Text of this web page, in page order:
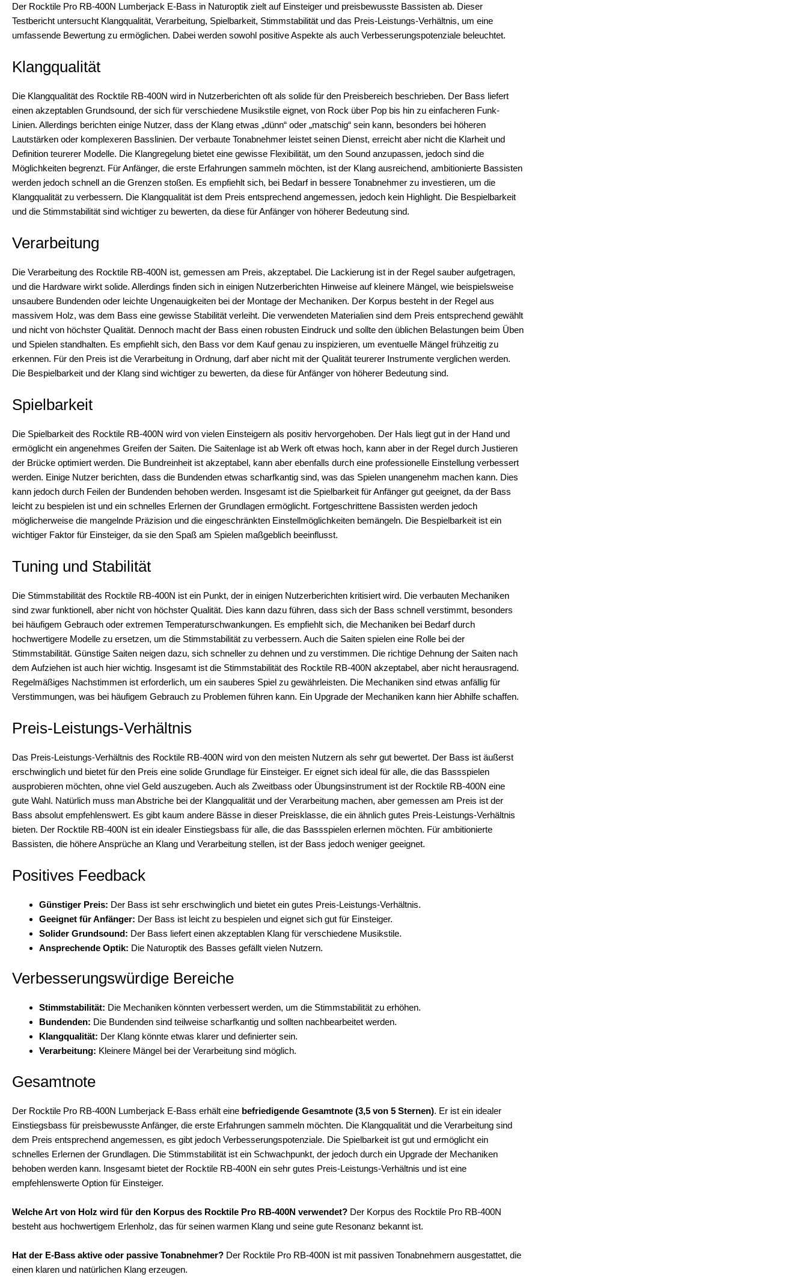
Der Rocktile Pro RB-400N Lumberjack E-Bass in Naturoptik zielt auf Einsteiger und preisbewusste Bassisten ab. Dieser
Testbericht untersucht Klangqualität, Verarbeitung, Spielbarkeit, Stimmstabilität und das Preis-Leistungs-Verhältnis, um eine
umfassende Bewertung zu ermöglichen. Dabei werden sowohl positive Aspekte als auch Verbesserungspotenziale beleuchtet.
Klangqualität
Die Klangqualität des Rocktile RB-400N wird in Nutzerberichten oft als solide für den Preisbereich beschrieben. Der Bass liefert
einen akzeptablen Grundsound, der sich für verschiedene Musikstile eignet, von Rock über Pop bis hin zu einfacheren Funk-
Linien. Allerdings berichten einige Nutzer, dass der Klang etwas „dünn“ oder „matschig“ sein kann, besonders bei höheren
Lautstärken oder komplexeren Basslinien. Der verbaute Tonabnehmer leistet seinen Dienst, erreicht aber nicht die Klarheit und
Definition teurerer Modelle. Die Klangregelung bietet eine gewisse Flexibilität, um den Sound anzupassen, jedoch sind die
Möglichkeiten begrenzt. Für Anfänger, die erste Erfahrungen sammeln möchten, ist der Klang ausreichend, ambitionierte Bassisten
werden jedoch schnell an die Grenzen stoßen. Es empfiehlt sich, bei Bedarf in bessere Tonabnehmer zu investieren, um die
Klangqualität zu verbessern. Die Klangqualität ist dem Preis entsprechend angemessen, jedoch kein Highlight. Die Bespielbarkeit
und die Stimmstabilität sind wichtiger zu bewerten, da diese für Anfänger von höherer Bedeutung sind.
Verarbeitung
Die Verarbeitung des Rocktile RB-400N ist, gemessen am Preis, akzeptabel. Die Lackierung ist in der Regel sauber aufgetragen,
und die Hardware wirkt solide. Allerdings finden sich in einigen Nutzerberichten Hinweise auf kleinere Mängel, wie beispielsweise
unsaubere Bundenden oder leichte Ungenauigkeiten bei der Montage der Mechaniken. Der Korpus besteht in der Regel aus
massivem Holz, was dem Bass eine gewisse Stabilität verleiht. Die verwendeten Materialien sind dem Preis entsprechend gewählt
und nicht von höchster Qualität. Dennoch macht der Bass einen robusten Eindruck und sollte den üblichen Belastungen beim Üben
und Spielen standhalten. Es empfiehlt sich, den Bass vor dem Kauf genau zu inspizieren, um eventuelle Mängel frühzeitig zu
erkennen. Für den Preis ist die Verarbeitung in Ordnung, darf aber nicht mit der Qualität teurerer Instrumente verglichen werden.
Die Bespielbarkeit und der Klang sind wichtiger zu bewerten, da diese für Anfänger von höherer Bedeutung sind.
Spielbarkeit
Die Spielbarkeit des Rocktile RB-400N wird von vielen Einsteigern als positiv hervorgehoben. Der Hals liegt gut in der Hand und
ermöglicht ein angenehmes Greifen der Saiten. Die Saitenlage ist ab Werk oft etwas hoch, kann aber in der Regel durch Justieren
der Brücke optimiert werden. Die Bundreinheit ist akzeptabel, kann aber ebenfalls durch eine professionelle Einstellung verbessert
werden. Einige Nutzer berichten, dass die Bundenden etwas scharfkantig sind, was das Spielen unangenehm machen kann. Dies
kann jedoch durch Feilen der Bundenden behoben werden. Insgesamt ist die Spielbarkeit für Anfänger gut geeignet, da der Bass
leicht zu bespielen ist und ein schnelles Erlernen der Grundlagen ermöglicht. Fortgeschrittene Bassisten werden jedoch
möglicherweise die mangelnde Präzision und die eingeschränkten Einstellmöglichkeiten bemängeln. Die Bespielbarkeit ist ein
wichtiger Faktor für Einsteiger, da sie den Spaß am Spielen maßgeblich beeinflusst.
Tuning und Stabilität
Die Stimmstabilität des Rocktile RB-400N ist ein Punkt, der in einigen Nutzerberichten kritisiert wird. Die verbauten Mechaniken
sind zwar funktionell, aber nicht von höchster Qualität. Dies kann dazu führen, dass sich der Bass schnell verstimmt, besonders
bei häufigem Gebrauch oder extremen Temperaturschwankungen. Es empfiehlt sich, die Mechaniken bei Bedarf durch
hochwertigere Modelle zu ersetzen, um die Stimmstabilität zu verbessern. Auch die Saiten spielen eine Rolle bei der
Stimmstabilität. Günstige Saiten neigen dazu, sich schneller zu dehnen und zu verstimmen. Die richtige Dehnung der Saiten nach
dem Aufziehen ist auch hier wichtig. Insgesamt ist die Stimmstabilität des Rocktile RB-400N akzeptabel, aber nicht herausragend.
Regelmäßiges Nachstimmen ist erforderlich, um ein sauberes Spiel zu gewährleisten. Die Mechaniken sind etwas anfällig für
Verstimmungen, was bei häufigem Gebrauch zu Problemen führen kann. Ein Upgrade der Mechaniken kann hier Abhilfe schaffen.
Preis-Leistungs-Verhältnis
Das Preis-Leistungs-Verhältnis des Rocktile RB-400N wird von den meisten Nutzern als sehr gut bewertet. Der Bass ist äußerst
erschwinglich und bietet für den Preis eine solide Grundlage für Einsteiger. Er eignet sich ideal für alle, die das Bassspielen
ausprobieren möchten, ohne viel Geld auszugeben. Auch als Zweitbass oder Übungsinstrument ist der Rocktile RB-400N eine
gute Wahl. Natürlich muss man Abstriche bei der Klangqualität und der Verarbeitung machen, aber gemessen am Preis ist der
Bass absolut empfehlenswert. Es gibt kaum andere Bässe in dieser Preisklasse, die ein ähnlich gutes Preis-Leistungs-Verhältnis
bieten. Der Rocktile RB-400N ist ein idealer Einstiegsbass für alle, die das Bassspielen erlernen möchten. Für ambitionierte
Bassisten, die höhere Ansprüche an Klang und Verarbeitung stellen, ist der Bass jedoch weniger geeignet.
Positives Feedback
Günstiger Preis: Der Bass ist sehr erschwinglich und bietet ein gutes Preis-Leistungs-Verhältnis.
Geeignet für Anfänger: Der Bass ist leicht zu bespielen und eignet sich gut für Einsteiger.
Solider Grundsound: Der Bass liefert einen akzeptablen Klang für verschiedene Musikstile.
Ansprechende Optik: Die Naturoptik des Basses gefällt vielen Nutzern.
Verbesserungswürdige Bereiche
Stimmstabilität: Die Mechaniken könnten verbessert werden, um die Stimmstabilität zu erhöhen.
Bundenden: Die Bundenden sind teilweise scharfkantig und sollten nachbearbeitet werden.
Klangqualität: Der Klang könnte etwas klarer und definierter sein.
Verarbeitung: Kleinere Mängel bei der Verarbeitung sind möglich.
Gesamtnote
Der Rocktile Pro RB-400N Lumberjack E-Bass erhält eine befriedigende Gesamtnote (3,5 von 5 Sternen). Er ist ein idealer
Einstiegsbass für preisbewusste Anfänger, die erste Erfahrungen sammeln möchten. Die Klangqualität und die Verarbeitung sind
dem Preis entsprechend angemessen, es gibt jedoch Verbesserungspotenziale. Die Spielbarkeit ist gut und ermöglicht ein
schnelles Erlernen der Grundlagen. Die Stimmstabilität ist ein Schwachpunkt, der jedoch durch ein Upgrade der Mechaniken
behoben werden kann. Insgesamt bietet der Rocktile RB-400N ein sehr gutes Preis-Leistungs-Verhältnis und ist eine
empfehlenswerte Option für Einsteiger.
Welche Art von Holz wird für den Korpus des Rocktile Pro RB-400N verwendet? Der Korpus des Rocktile Pro RB-400N
besteht aus hochwertigem Erlenholz, das für seinen warmen Klang und seine gute Resonanz bekannt ist.
Hat der E-Bass aktive oder passive Tonabnehmer? Der Rocktile Pro RB-400N ist mit passiven Tonabnehmern ausgestattet, die
einen klaren und natürlichen Klang erzeugen.